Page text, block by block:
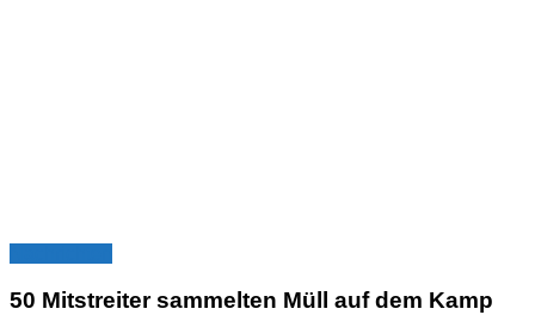
50 Mitstreiter sammelten Müll auf dem Kamp